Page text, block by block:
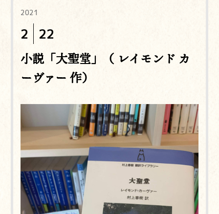
2021
2 22
小説「大聖堂」（ レイモンド カ
ーヴァー 作）